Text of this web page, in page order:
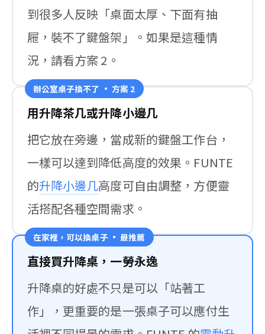
到很多人反映「桌面太厚、下面有抽
屜，裝不了鍵盤架」。如果是這種情
況，請看方案 2。
辦公室桌子換不了 · 方案 2
用升降茶几或升降小邊几
把它放在旁邊，當成新的鍵盤工作台，
一樣可以達到降低高度的效果。FUNTE
的升降小邊几高度可自由調整，方便靈
活搭配各種空間需求。
在家裡，可以換桌子 · 最推薦
直接買升降桌，一勞永逸
升降桌的好處不只是可以「站著工
作」，更重要的是一張桌子可以應付生